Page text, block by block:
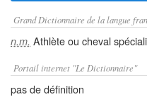
Grand Dictionnaire de la langue
n.m. Athlète ou cheval
Portail internet "Le Dictionnaire"
pas de définition